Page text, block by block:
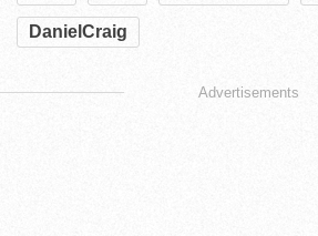
DanielCraig
Advertisements